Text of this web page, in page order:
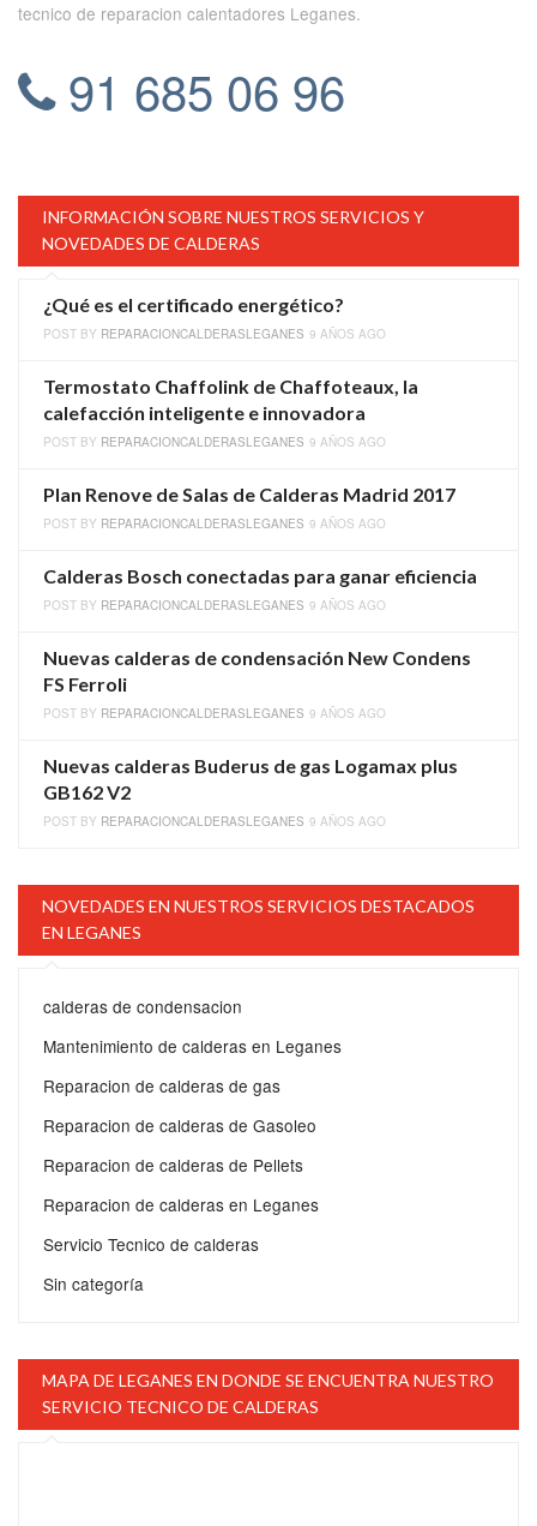
tecnico de reparacion calentadores Leganes.
91 685 06 96
INFORMACIÓN SOBRE NUESTROS SERVICIOS Y
NOVEDADES DE CALDERAS
¿Qué es el certificado energético?
POST BY REPARACIONCALDERASLEGANES 9 AÑOS AGO
Termostato Chaffolink de Chaffoteaux, la
calefacción inteligente e innovadora
POST BY REPARACIONCALDERASLEGANES 9 AÑOS AGO
Plan Renove de Salas de Calderas Madrid 2017
POST BY REPARACIONCALDERASLEGANES 9 AÑOS AGO
Calderas Bosch conectadas para ganar eficiencia
POST BY REPARACIONCALDERASLEGANES 9 AÑOS AGO
Nuevas calderas de condensación New Condens
FS Ferroli
POST BY REPARACIONCALDERASLEGANES 9 AÑOS AGO
Nuevas calderas Buderus de gas Logamax plus
GB162 V2
POST BY REPARACIONCALDERASLEGANES 9 AÑOS AGO
NOVEDADES EN NUESTROS SERVICIOS DESTACADOS
EN LEGANES
calderas de condensacion
Mantenimiento de calderas en Leganes
Reparacion de calderas de gas
Reparacion de calderas de Gasoleo
Reparacion de calderas de Pellets
Reparacion de calderas en Leganes
Servicio Tecnico de calderas
Sin categoría
MAPA DE LEGANES EN DONDE SE ENCUENTRA NUESTRO
SERVICIO TECNICO DE CALDERAS